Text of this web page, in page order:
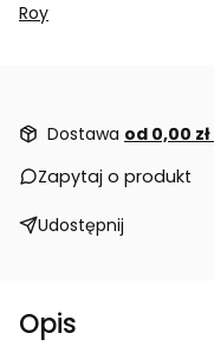
Roy
Dostawa od 0,00 zł
Zapytaj o produkt
Udostępnij
Opis